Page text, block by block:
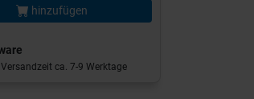
hinzufügen
Versandzeit ca. 7-9 Werktage